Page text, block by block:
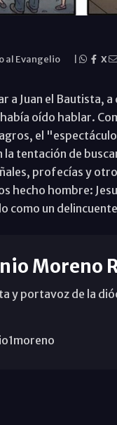
al Evangelio X
a Juan el Bautista,
oído hablar.
el
tentación de
profecías y
hecho hombre:
como un
Moreno
y portavoz de la